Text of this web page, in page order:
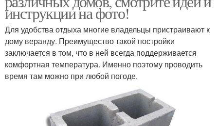
инструкции на фото!
Для удобства отдыха многие владельцы пристраивают к
дому веранду. Преимущество такой постройки
заключается в том, что в ней всегда поддерживается
комфортная температура. Именно поэтому проводить
время там можно при любой погоде.